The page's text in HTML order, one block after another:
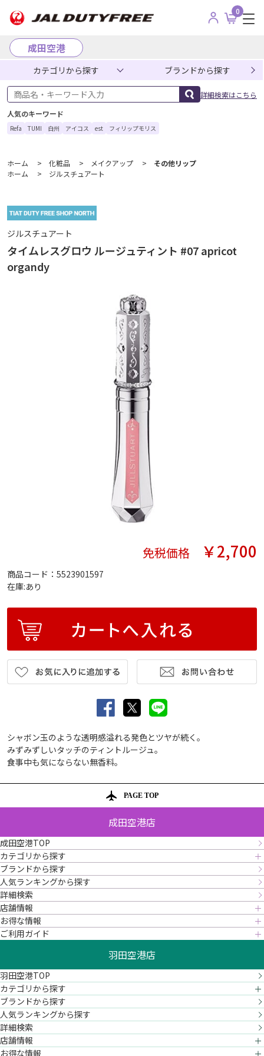
0
成田空港
カテゴリから探す ブランドから探す
商品名・キーワード入力
詳細検索はこちら
人気のキーワード
Refa TUMI 白州 アイコス est フィリップモリス
ホーム > 化粧品 > メイクアップ >
その他リップ
ホーム
> ジルスチュアート
ジルスチュアート
タイムレスグロウ ルージュティント #07 apricot
organdy
免税価格 ￥2,700
商品コード：5523901597
在庫:あり
シャボン玉のような透明感溢れる発色とツヤが続く。
みずみずしいタッチのティントルージュ。
食事中も気にならない無香料。
PAGE TOP
成田空港店
成田空港TOP
カテゴリから探す
ブランドから探す
人気ランキングから探す
詳細検索
店舗情報
お得な情報
ご利用ガイド
羽田空港店
羽田空港TOP
カテゴリから探す
ブランドから探す
人気ランキングから探す
詳細検索
店舗情報
お得な情報